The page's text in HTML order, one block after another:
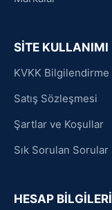
SİTE KULLANIMI
KVKK Bilgilendirme
Satış Sözleşmesi
Şartlar ve Koşullar
Sık Sorulan Sorular
HESAP BİLGİLERİ